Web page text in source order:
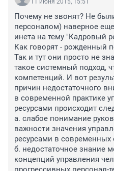
11 июня 2015, 15:51
Почему не звонят? Не
персоналом) наверное
инета на тему "Кадровый
Как говорят - рожденный
Так и тут они просто не
такое системный подход,
компетенций. И вот
причин недостаточного
в современной практике
ресурсами происходит
а. слабое понимание
важности значения
ресурсами в современных
б. недостаточное знание
концепций управления